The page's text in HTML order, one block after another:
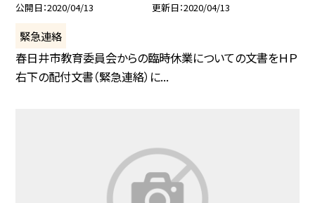
公開日 2020/04/13 更新日 2020/04/13
緊急連絡
春日井市教育委員会からの臨時休業についての文書をＨＰ
右下の配付文書（緊急連絡）に...